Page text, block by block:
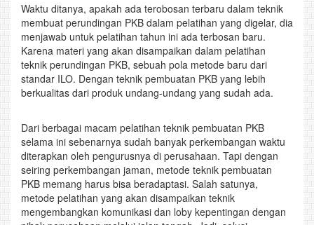
Waktu ditanya, apakah ada terobosan terbaru dalam teknik
membuat perundingan PKB dalam pelatihan yang digelar, dia
menjawab untuk pelatihan tahun ini ada terbosan baru.
Karena materi yang akan disampaikan dalam pelatihan
teknik perundingan PKB, sebuah pola metode baru dari
standar ILO. Dengan teknik pembuatan PKB yang lebih
berkualitas dari produk undang-undang yang sudah ada.
Dari berbagai macam pelatihan teknik pembuatan PKB
selama ini sebenarnya sudah banyak perkembangan waktu
diterapkan oleh pengurusnya di perusahaan. Tapi dengan
seiring perkembangan jaman, metode teknik pembuatan
PKB memang harus bisa beradaptasi. Salah satunya,
metode pelatihan yang akan disampaikan teknik
mengembangkan komunikasi dan loby kepentingan dengan